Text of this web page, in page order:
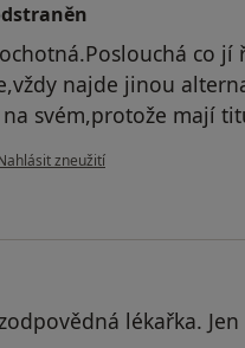
co
najde jinou
svém,protože mají
názoru uživatele Váš účet byl
zneužití
lékařka.